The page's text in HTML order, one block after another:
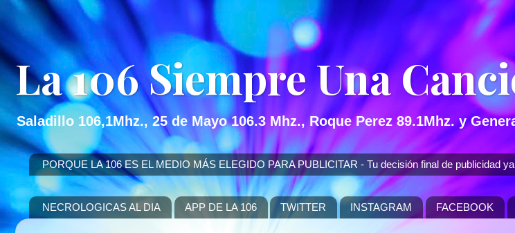
La 106 Siempre Una
Saladillo 106,1Mhz., 25 de Mayo 106.3 Mhz., Roque Perez 89.1Mhz. y
PORQUE LA 106 ES EL MEDIO MÁS ELEGIDO PARA PUBLICITAR - Tu decisión final de publicidad
NECROLOGICAS AL DIA APP DE LA 106 TWITTER INSTAGRAM FACEBOOK